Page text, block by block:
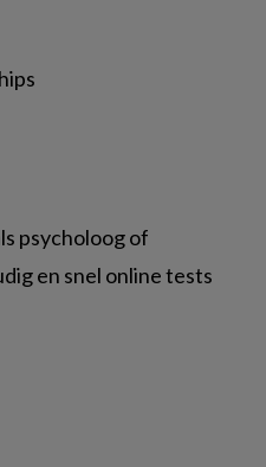
psycholoog of
en snel online tests